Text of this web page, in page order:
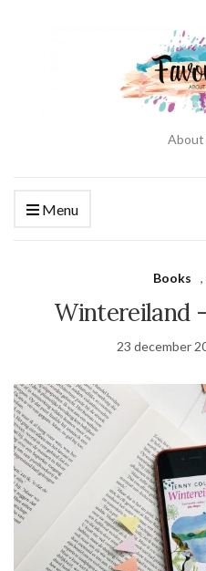
About
Menu
Books ,
Wintereiland
23 december